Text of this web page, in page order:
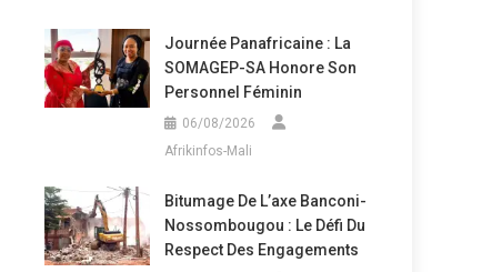
Journée Panafricaine : La
SOMAGEP-SA Honore Son
Personnel Féminin
06/08/2026
Afrikinfos-Mali
Bitumage De L’axe Banconi-
Nossombougou : Le Défi Du
Respect Des Engagements